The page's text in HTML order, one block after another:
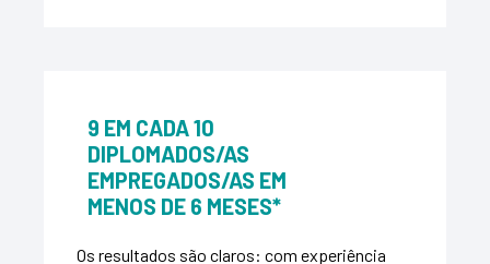
9 EM CADA 10
DIPLOMADOS/AS
EMPREGADOS/AS EM
MENOS DE 6 MESES*
Os resultados são claros: com experiência